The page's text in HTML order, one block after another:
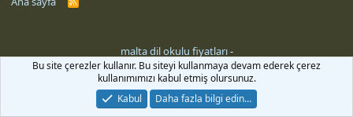
malta dil okulu fiyatları-
Bu site çerezler kullanır. Bu siteyi kullanmaya devam ederek çerez
kullanımımızı kabul etmiş olursunuz.
Kabul
Daha fazla bilgi edin…